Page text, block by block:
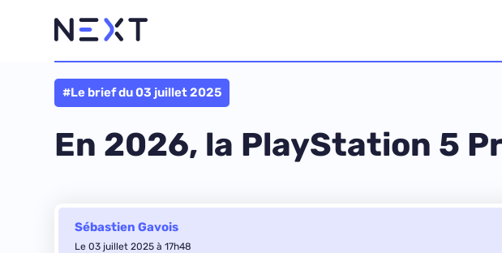
#Le brief du 03 juillet 2025
En 2026, la PlayStation 5
Sébastien Gavois
Le 03 juillet 2025 à 17h48